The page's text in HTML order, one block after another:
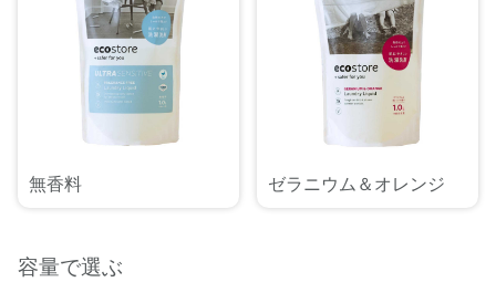
無香料 ゼラニウム＆オレンジ
容量で選ぶ